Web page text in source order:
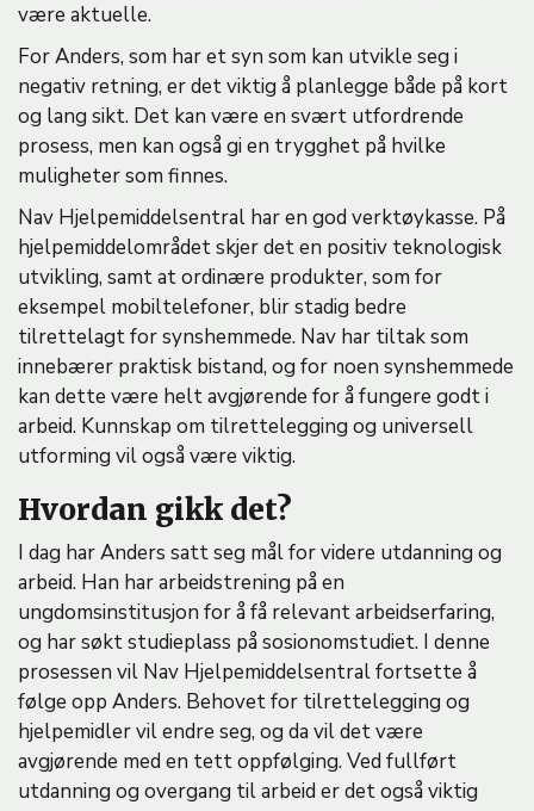
være aktuelle.
For Anders, som har et syn som kan utvikle seg i
negativ retning, er det viktig å planlegge både på kort
og lang sikt. Det kan være en svært utfordrende
prosess, men kan også gi en trygghet på hvilke
muligheter som finnes.
Nav Hjelpemiddelsentral har en god verktøykasse. På
hjelpemiddelområdet skjer det en positiv teknologisk
utvikling, samt at ordinære produkter, som for
eksempel mobiltelefoner, blir stadig bedre
tilrettelagt for synshemmede. Nav har tiltak som
innebærer praktisk bistand, og for noen synshemmede
kan dette være helt avgjørende for å fungere godt i
arbeid. Kunnskap om tilrettelegging og universell
utforming vil også være viktig.
Hvordan gikk det?
I dag har Anders satt seg mål for videre utdanning og
arbeid. Han har arbeidstrening på en
ungdomsinstitusjon for å få relevant arbeidserfaring,
og har søkt studieplass på sosionomstudiet. I denne
prosessen vil Nav Hjelpemiddelsentral fortsette å
følge opp Anders. Behovet for tilrettelegging og
hjelpemidler vil endre seg, og da vil det være
avgjørende med en tett oppfølging. Ved fullført
utdanning og overgang til arbeid er det også viktig